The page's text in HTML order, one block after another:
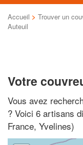
Accueil > Trouver un
Auteuil
Votre
Vous avez
? Voici 6 artisans
France, Yvelines)